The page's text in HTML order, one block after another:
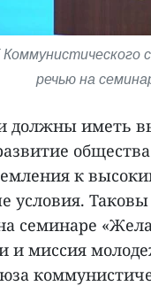
речью на
должны иметь
к
условия.
семинаре
и миссия